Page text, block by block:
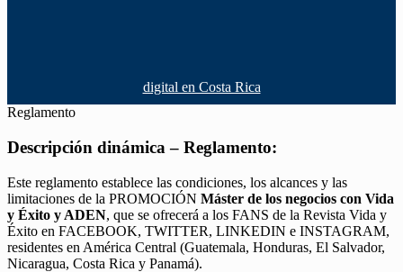
digital en Costa Rica
Reglamento
Descripción dinámica – Reglamento:
Este reglamento establece las condiciones, los alcances y las
limitaciones de la PROMOCIÓN Máster de los negocios con Vida
y Éxito y ADEN, que se ofrecerá a los FANS de la Revista Vida y
Éxito en FACEBOOK, TWITTER, LINKEDIN e INSTAGRAM,
residentes en América Central (Guatemala, Honduras, El Salvador,
Nicaragua, Costa Rica y Panamá).